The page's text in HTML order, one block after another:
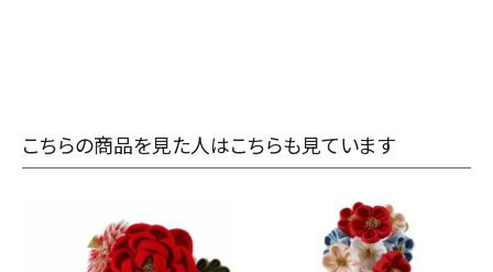
こちらの商品を見た人はこちらも見ています